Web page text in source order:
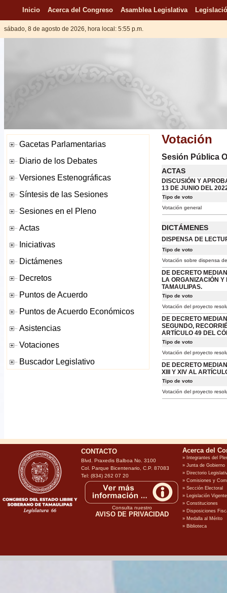
Inicio Acerca del Congreso Asamblea Legislativa
sábado, 8 de agosto de 2026, hora local: 5:55 p.m.
Votación
Sesión Pública
ACTAS
DISCUSIÓN Y
13 DE JUNIO DEL
Tipo de voto
Votación general
DICTÁMENES
DISPENSA DE
Tipo de voto
Votación sobre dispensa
DE DECRETO
LA ORGANIZACIÓN
TAMAULIPAS.
Tipo de voto
Votación del proyecto
DE DECRETO
SEGUNDO,
ARTÍCULO 49 DEL
Tipo de voto
Votación del proyecto
DE DECRETO
XIII Y XIV AL
Tipo de voto
Votación del proyecto
CONTACTO
Blvd. Praxedis Balboa No. 3100
Col. Parque Bicentenario, C.P. 87083
Tel: (834) 262 07 20
Consulta nuestro
AVISO DE PRIVACIDAD